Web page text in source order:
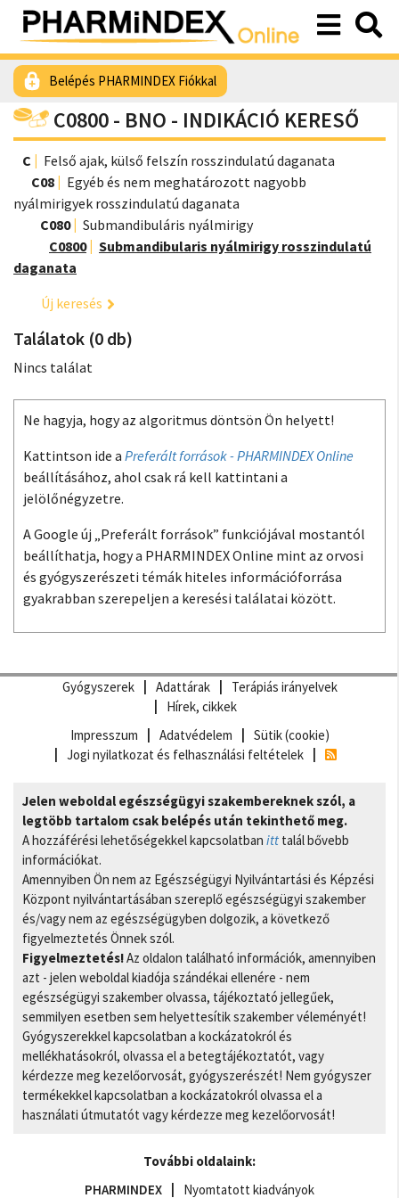
Belépés PHARMINDEX Fiókkal
C0800 - BNO - INDIKÁCIÓ KERESŐ
C
Felső ajak, külső felszín rosszindulatú daganata
C08
Egyéb és nem meghatározott nagyobb
nyálmirigyek rosszindulatú daganata
C080
Submandibuláris nyálmirigy
C0800
Submandibularis nyálmirigy rosszindulatú
daganata
Új keresés
Találatok (0 db)
Nincs találat
Ne hagyja, hogy az algoritmus döntsön Ön helyett!
Kattintson ide a Preferált források - PHARMINDEX Online
beállításához, ahol csak rá kell kattintani a
jelölőnégyzetre.
A Google új „Preferált források” funkciójával mostantól
beállíthatja, hogy a PHARMINDEX Online mint az orvosi
és gyógyszerészeti témák hiteles információforrása
gyakrabban szerepeljen a keresési találatai között.
Gyógyszerek Adattárak
Terápiás irányelvek
Hírek, cikkek
Impresszum
Adatvédelem
Sütik (cookie)
Jogi nyilatkozat és felhasználási feltételek
Jelen weboldal egészségügyi szakembereknek szól, a
legtöbb tartalom csak belépés után tekinthető meg.
A hozzáférési lehetőségekkel kapcsolatban itt talál bővebb
információkat.
Amennyiben Ön nem az Egészségügyi Nyilvántartási és Képzési
Központ nyilvántartásában szereplő egészségügyi szakember
és/vagy nem az egészségügyben dolgozik, a következő
figyelmeztetés Önnek szól.
Figyelmeztetés!Az oldalon található információk, amennyiben
azt - jelen weboldal kiadója szándékai ellenére - nem
egészségügyi szakember olvassa, tájékoztató jellegűek,
semmilyen esetben sem helyettesítik szakember véleményét!
Gyógyszerekkel kapcsolatban a kockázatokról és
mellékhatásokról, olvassa el a betegtájékoztatót, vagy
kérdezze meg kezelőorvosát, gyógyszerészét! Nem gyógyszer
termékekkel kapcsolatban a kockázatokról olvassa el a
használati útmutatót vagy kérdezze meg kezelőorvosát!
További oldalaink:
PHARMINDEX
Nyomtatott kiadványok